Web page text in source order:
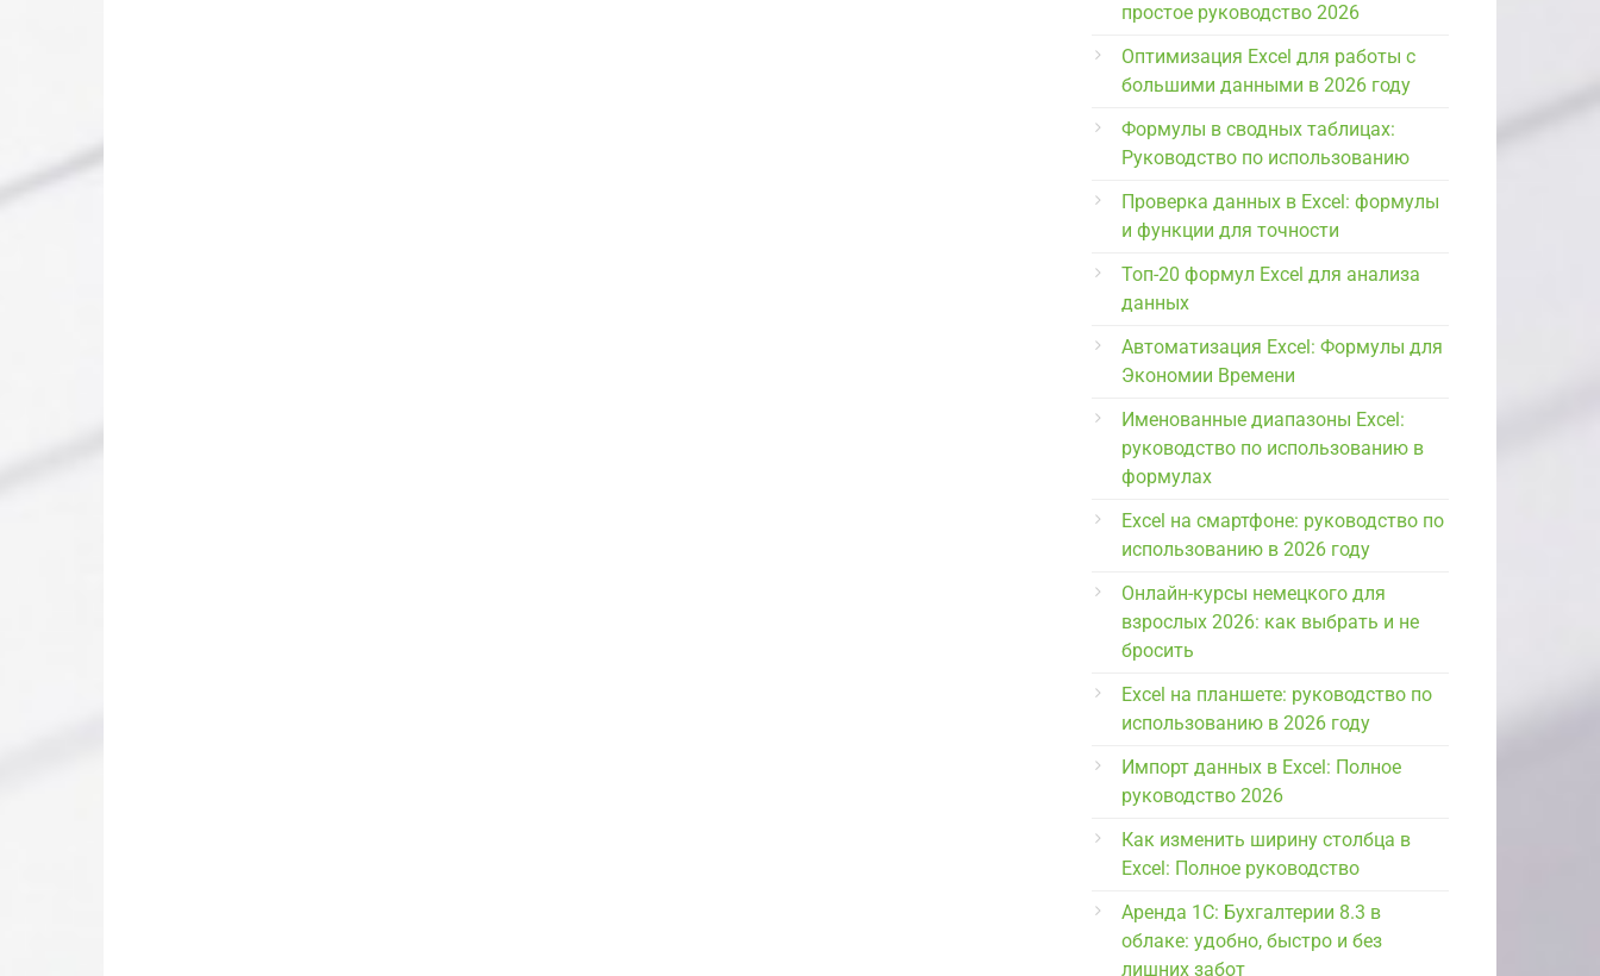
простое руководство 2026
Оптимизация Excel для работы с
большими данными в 2026 году
Формулы в сводных таблицах:
Руководство по использованию
Проверка данных в Excel: формулы
и функции для точности
Топ-20 формул Excel для анализа
данных
Автоматизация Excel: Формулы для
Экономии Времени
Именованные диапазоны Excel:
руководство по использованию в
формулах
Excel на смартфоне: руководство по
использованию в 2026 году
Онлайн-курсы немецкого для
взрослых 2026: как выбрать и не
бросить
Excel на планшете: руководство по
использованию в 2026 году
Импорт данных в Excel: Полное
руководство 2026
Как изменить ширину столбца в
Excel: Полное руководство
Аренда 1С: Бухгалтерии 8.3 в
облаке: удобно, быстро и без
лишних забот